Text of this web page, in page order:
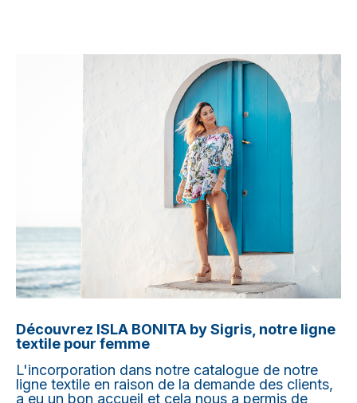
Découvrez ISLA BONITA by Sigris, notre ligne
textile pour femme
L'incorporation dans notre catalogue de notre
ligne textile en raison de la demande des clients,
a eu un bon accueil et cela nous a permis de